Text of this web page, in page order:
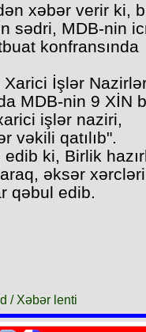
xəbər verir ki,
sədri, MDB-nin
konfransında
İşlər
MDB-nin 9 XİN
işlər naziri,
vəkili qatılıb".
ki, Birlik
əksər
qəbul edib.
/ Xəbər lenti